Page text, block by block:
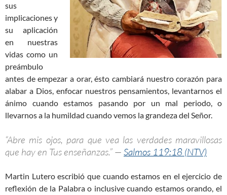
sus
implicaciones y
su aplicación
en nuestras
vidas como un
preámbulo
antes de empezar a orar, ésto cambiará nuestro corazón para
alabar a Dios, enfocar nuestros pensamientos, levantarnos el
ánimo cuando estamos pasando por un mal periodo, o
llevarnos a la humildad cuando vemos la grandeza del Señor.
“Abre mis ojos, para que vea las verdades maravillosas
que hay en Tus enseñanzas.” — Salmos 119:18 (NTV)
Martin Lutero escribió que cuando estamos en el ejercicio de
reflexión de la Palabra o inclusive cuando estamos orando, el